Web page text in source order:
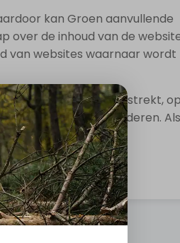
kan Groen aanvullende
over de inhoud van de
van websites waarnaar wordt
website wordt verstrekt,
wijzigen of te verwijderen.
met ons op.